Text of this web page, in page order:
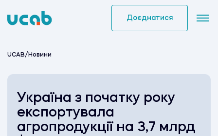
to
Доєднатися
UCAB/ Новини
Україна з початку року
експортувала
агропродукції на 3,7 млрд